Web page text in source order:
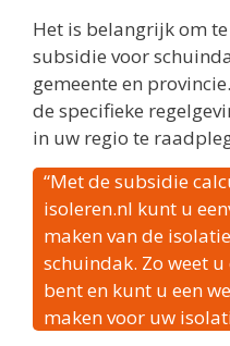
Het is belangrijk om
subsidie voor
gemeente en
de specifieke
in uw regio te
“Met de subsidie
isoleren.nl kunt u
maken van de
schuindak. Zo weet
bent en kunt u een
maken voor uw